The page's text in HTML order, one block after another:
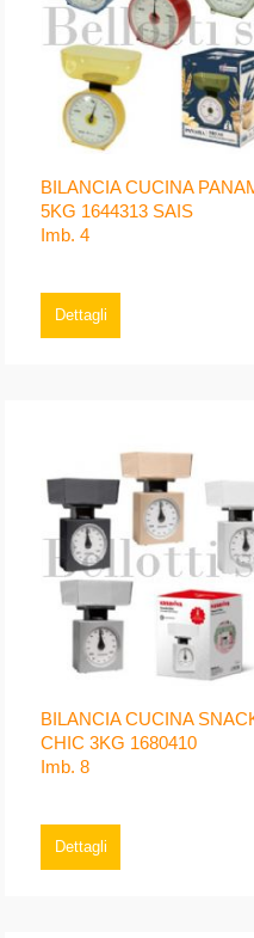
BILANCIA CUCINA
5KG 1644313 SAIS
Imb. 4
Dettagli
BILANCIA CUCINA
CHIC 3KG 1680410
Imb. 8
Dettagli